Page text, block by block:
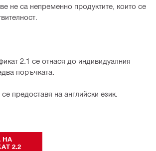
не са непременно продуктите, които се
2.1 се отнася до индивидуалния
поръчката.
предоставя на английски език.
НА
2.2